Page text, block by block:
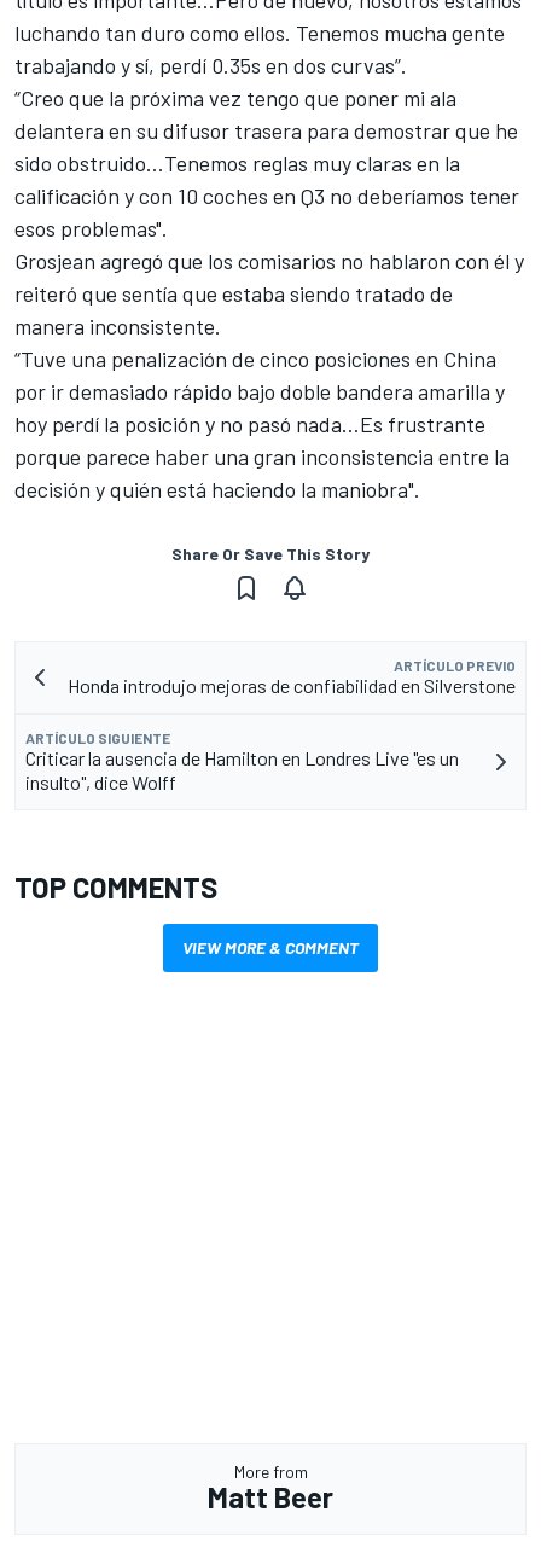
luchando tan duro como ellos. Tenemos mucha gente
trabajando y sí, perdí 0.35s en dos curvas”.
“Creo que la próxima vez tengo que poner mi ala
delantera en su difusor trasera para demostrar que he
sido obstruido…Tenemos reglas muy claras en la
calificación y con 10 coches en Q3 no deberíamos tener
esos problemas".
Grosjean agregó que los comisarios no hablaron con él y
reiteró que sentía que estaba siendo tratado de
manera inconsistente.
“Tuve una penalización de cinco posiciones en China
por ir demasiado rápido bajo doble bandera amarilla y
hoy perdí la posición y no pasó nada…Es frustrante
porque parece haber una gran inconsistencia entre la
decisión y quién está haciendo la maniobra".
Share Or Save This Story
ARTÍCULO PREVIO
Honda introdujo mejoras de confiabilidad en Silverstone
ARTÍCULO SIGUIENTE
Criticar la ausencia de Hamilton en Londres Live "es un
insulto", dice Wolff
TOP COMMENTS
VIEW MORE & COMMENT
More from
Matt Beer